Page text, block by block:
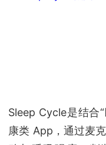
Sleep Cycle是结合
康类 App，通过麦